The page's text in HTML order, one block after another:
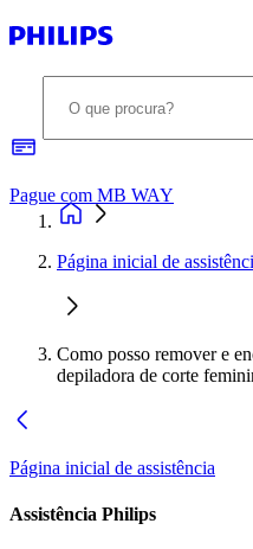
Pague com MB WAY
Página inicial de
Como posso remover e
depiladora de corte
Página inicial de assistência
Assistência Philips